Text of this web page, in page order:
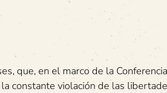
que, en el marco de la
constante violación de las